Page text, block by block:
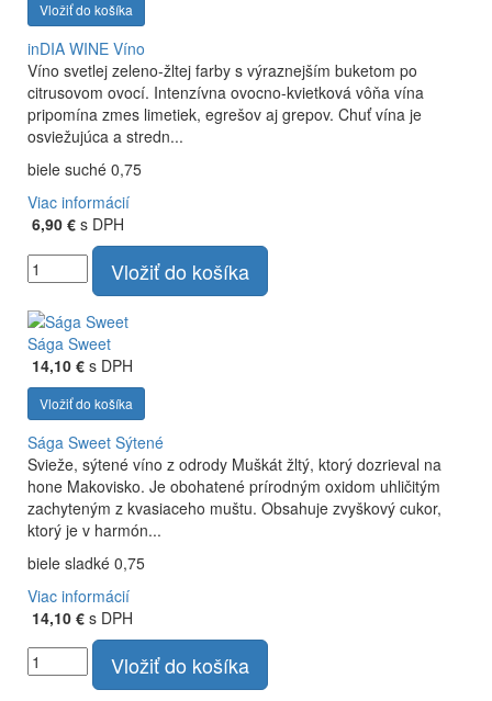
Vložiť do košíka
inDIA WINE Víno
Víno svetlej zeleno-žltej farby s výraznejším buketom po
citrusovom ovocí. Intenzívna ovocno-kvietková vôňa vína
pripomína zmes limetiek, egrešov aj grepov. Chuť vína je
osviežujúca a stredn...
biele suché 0,75
Viac informácií
6,90 € s DPH
Vložiť do košíka
Sága Sweet
14,10 € s DPH
Vložiť do košíka
Sága Sweet Sýtené
Svieže, sýtené víno z odrody Muškát žltý, ktorý dozrieval na
hone Makovisko. Je obohatené prírodným oxidom uhličitým
zachyteným z kvasiaceho muštu. Obsahuje zvyškový cukor,
ktorý je v harmón...
biele sladké 0,75
Viac informácií
14,10 € s DPH
Vložiť do košíka